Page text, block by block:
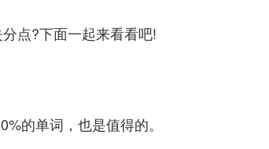
点?下面一起来看看吧!
的单词，也是值得的。